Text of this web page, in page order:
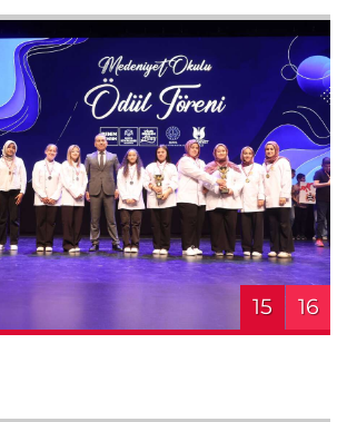
15 16